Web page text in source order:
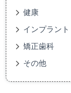
健康
インプラント
矯正歯科
その他